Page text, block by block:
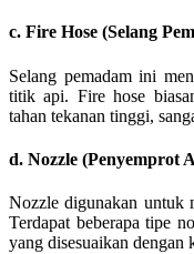
c. Fire Hose (Selang
Selang pemadam ini
titik api. Fire hose
tahan tekanan tinggi,
d. Nozzle (Penyemprot
Nozzle digunakan untuk
Terdapat beberapa tipe
yang disesuaikan dengan